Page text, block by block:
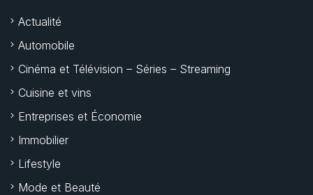
Actualité
Automobile
Cinéma et Télévision – Séries – Streaming
Cuisine et vins
Entreprises et Économie
Immobilier
Lifestyle
Mode et Beauté